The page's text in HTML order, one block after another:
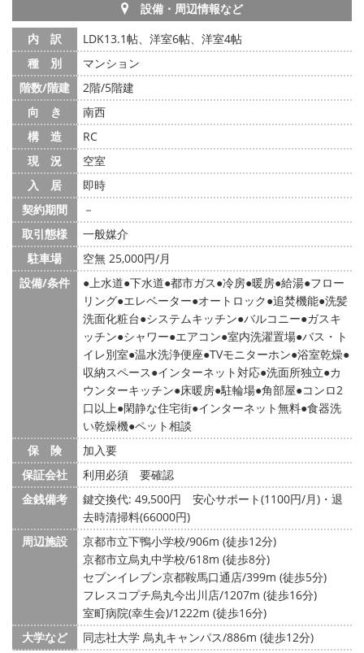
設備・周辺情報など
内 訳
LDK13.1帖、洋室6帖、洋室4帖
種 別
マンション
階数/階建
2階/5階建
向 き
南西
構 造
RC
現 況
空室
入 居
即時
契約期間
－
取引態様
一般媒介
駐車場
空無 25,000円/月
設備/条件
上水道 下水道 都市ガス 冷房 暖房 給湯 フロー
リング エレベーター オートロック 追焚機能 洗髪
洗面化粧台 システムキッチン バルコニー ガスキ
ッチン シャワー エアコン 室内洗濯置場 バス・ト
イレ別室 温水洗浄便座 TVモニターホン 浴室乾燥
収納スペース インターネット対応 洗面所独立 カ
ウンターキッチン 床暖房 駐輪場 角部屋 コンロ2
口以上 閑静な住宅街 インターネット無料 食器洗
い乾燥機 ペット相談
保 険
加入要
保証会社
利用必須 要確認
金銭備考
鍵交換代: 49,500円
安心サポート(1100円/月)・退
去時清掃料(66000円)
周辺施設
京都市立下鴨小学校/906m (徒歩12分)
京都市立烏丸中学校/618m (徒歩8分)
セブンイレブン京都鞍馬口通店/399m (徒歩5分)
フレスコプチ烏丸今出川店/1207m (徒歩16分)
室町病院(幸生会)/1222m (徒歩16分)
大学など
同志社大学 烏丸キャンパス/886m (徒歩12分)